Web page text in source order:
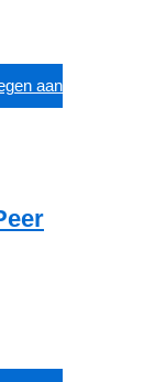
aan